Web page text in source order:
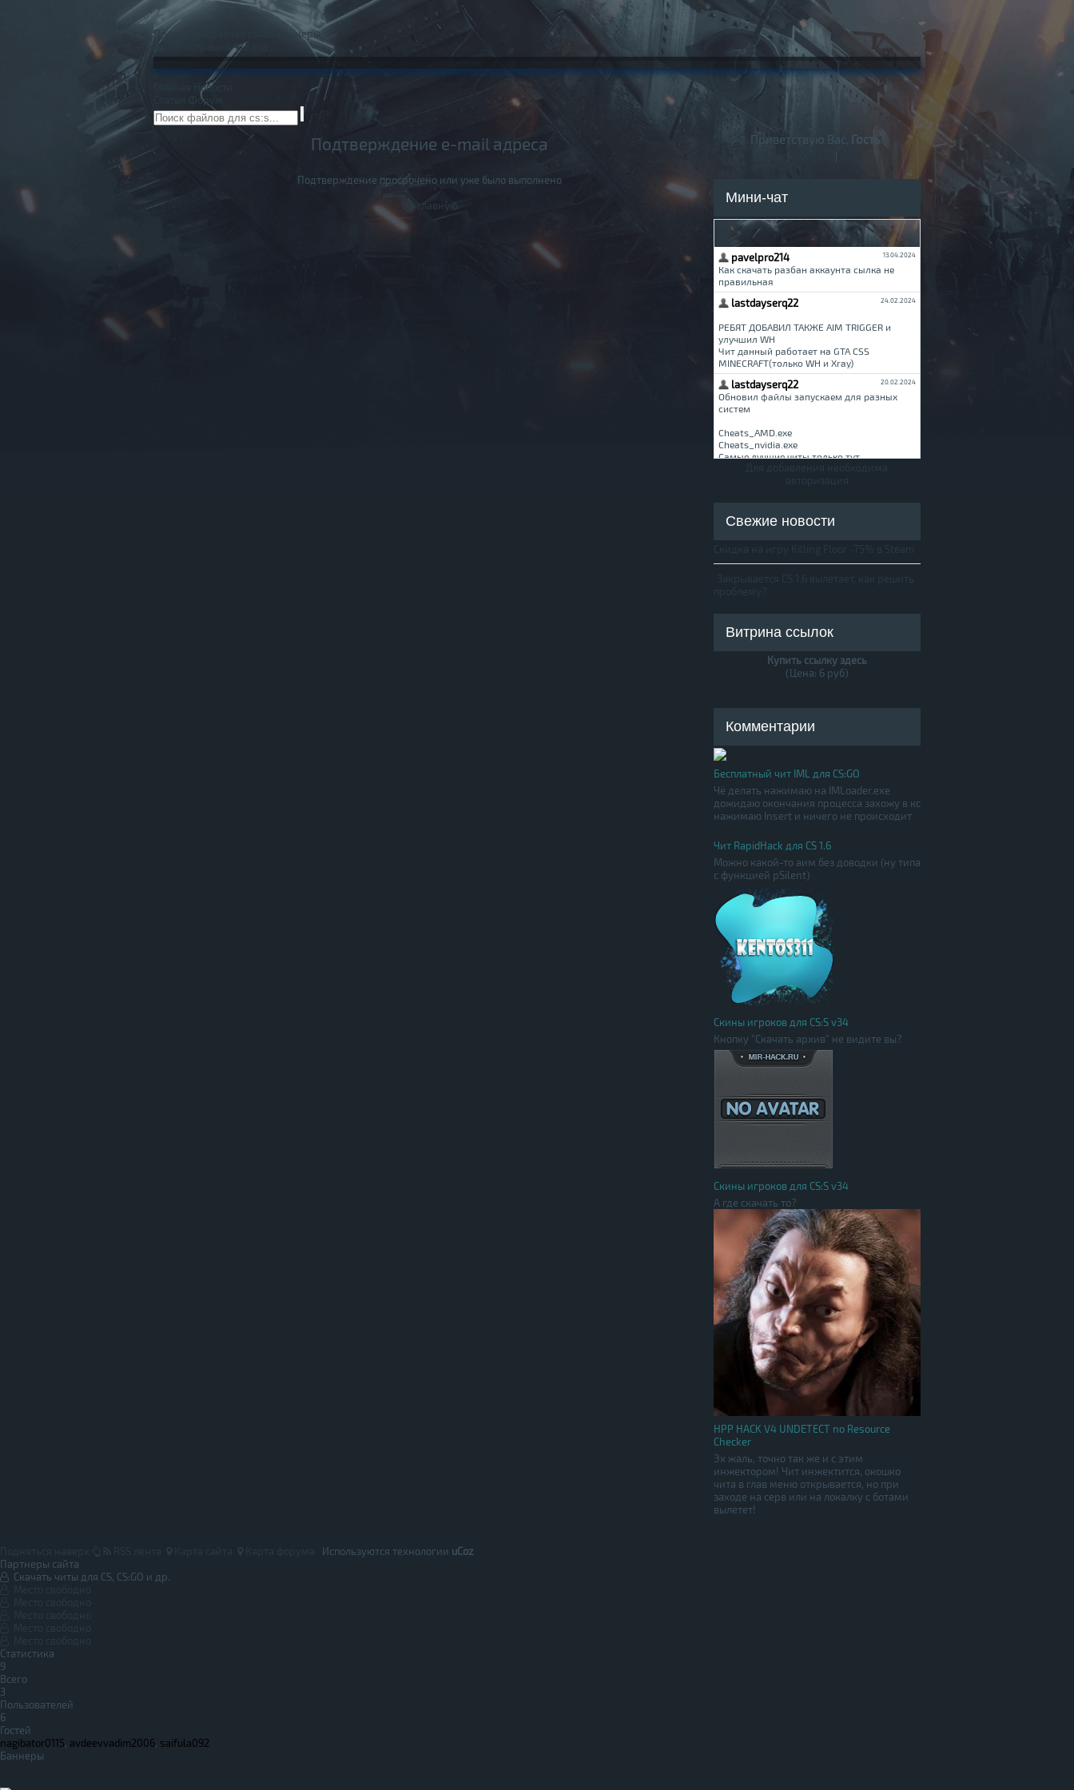
Правила
Баннеры
Вход
Новости
Форум
Подтверждение e-mail адреса
Подтверждение просрочено или уже было выполнено
На главную
Приветствую Вас, Гость!
Мини-чат
Свежие новости
Витрина ссылок
Купить ссылку здесь
(Цена: 6 руб)
Комментарии
Бесплатный чит IML для CS:GO
Чё делать нажимаю на IMLoader.exe
дожидаю окончания процесса захожу в кс
нажимаю Insert и ничего не происходит
Чит RapidHack для CS 1.6
Можно какой-то аим без доводки (ну типа
с функцией pSilent)
Скины игроков для CS:S v34
Кнопку "Скачать архив" не видите вы?
Скины игроков для CS:S v34
А где скачать то?
HPP HACK V4 UNDETECT no Resource
Checker
Эх жаль, точно так же и с этим
инжектором! Чит инжектится, окошко
чита в глав меню открывается, но при
заходе на серв или на локалку с ботами
вылетет!
Используются технологии uCoz
Партнеры сайта
Скачать читы для CS, CS:GO и др.
Статистика
9
Всего
3
Пользователей
6
Гостей
nagibator0115, avdeevvadim2006, saifula092
Баннеры